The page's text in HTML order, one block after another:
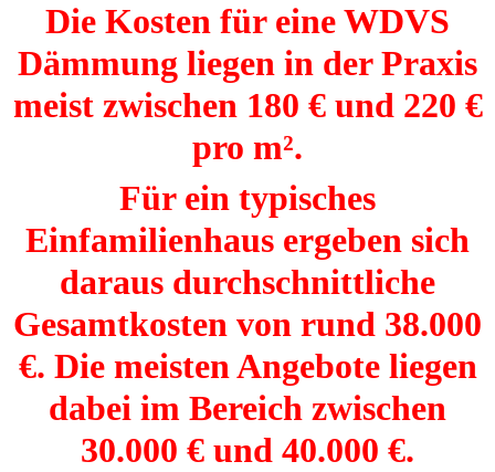
Die Kosten für eine WDVS
Dämmung liegen in der Praxis
meist zwischen 180 € und 220 €
pro m².
Für ein typisches
Einfamilienhaus ergeben sich
daraus durchschnittliche
Gesamtkosten von rund 38.000
€. Die meisten Angebote liegen
dabei im Bereich zwischen
30.000 € und 40.000 €.